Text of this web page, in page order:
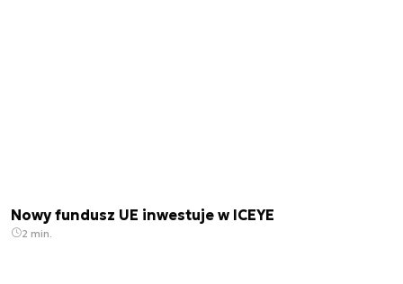
Nowy fundusz UE inwestuje w ICEYE
2 min.